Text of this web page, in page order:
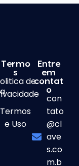
Termo
s
de
Termos
e Uso
Entre
em
contat
o
con
tato
@cl
ave
s.co
m.b